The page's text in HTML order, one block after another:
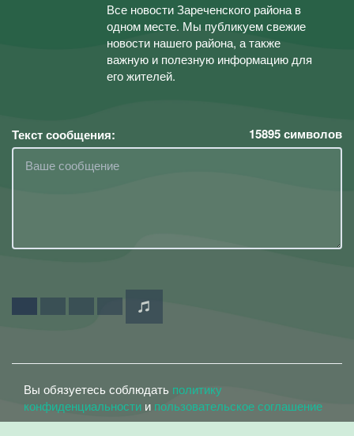
Все новости Зареченского района в
одном месте. Мы публикуем свежие
новости нашего района, а также
важную и полезную информацию для
его жителей.
Текст сообщения: 15895символов
Вы обязуетесь соблюдать политику
конфиденциальности и пользовательское соглашение